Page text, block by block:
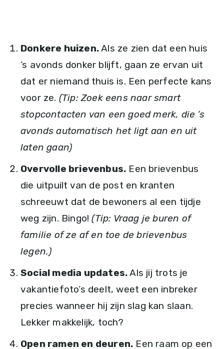
Donkere huizen.Als ze zien dat een huis
’s avonds donker blijft, gaan ze ervan uit
dat er niemand thuis is. Een perfecte kans
voor ze. (Tip: Zoek eens naar smart
stopcontacten van een goed merk, die ’s
avonds automatisch het ligt aan en uit
laten gaan)
Overvolle brievenbus. Een brievenbus
die uitpuilt van de post en kranten
schreeuwt dat de bewoners al een tijdje
weg zijn. Bingo!(Tip: Vraag je buren of
familie of ze af en toe de brievenbus
legen.)
Social media updates.Als jij trots je
vakantiefoto’s deelt, weet een inbreker
precies wanneer hij zijn slag kan slaan.
Lekker makkelijk, toch?
Open ramen en deuren. Een raam op een